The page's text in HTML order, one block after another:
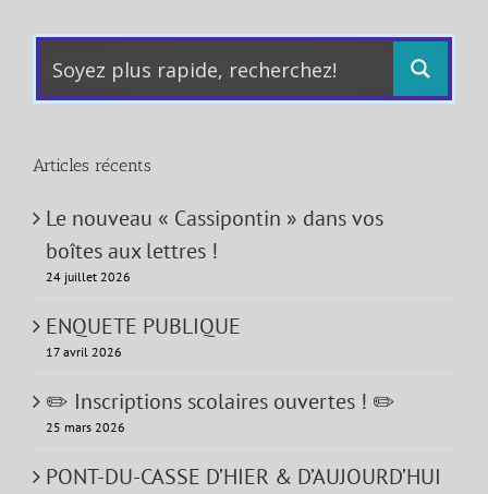
Articles récents
Le nouveau « Cassipontin » dans vos
boîtes aux lettres !
24 juillet 2026
ENQUETE PUBLIQUE
17 avril 2026
✏️ Inscriptions scolaires ouvertes ! ✏️
25 mars 2026
PONT-DU-CASSE D’HIER & D’AUJOURD’HUI